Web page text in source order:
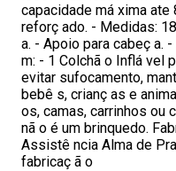
capacidade má xima
reforç ado. - Medidas:
a. - Apoio para cabeç a.
m: - 1 Colchã o Inflá vel
evitar sufocamento,
bebê s, crianç as e
os, camas, carrinhos ou
nã o é um brinquedo.
Assistê ncia Alma de
fabricaç ã o